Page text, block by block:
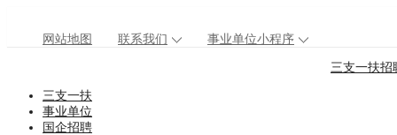
网站地图 联系我们
事业单位小程序
三支一扶招
三支一扶
事业单位
国企招聘